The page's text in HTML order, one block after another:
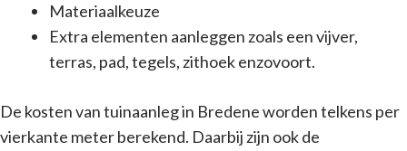
Materiaalkeuze
Extra elementen aanleggen zoals een vijver,
terras, pad, tegels, zithoek enzovoort.
De kosten van tuinaanleg in Bredene worden telkens per
vierkante meter berekend. Daarbij zijn ook de